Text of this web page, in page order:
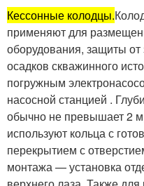
Кессонные колодцы.
применяют для
оборудования, защиты
осадков скважинного
погружным
насосной станцией .
обычно не превышает 2
используют кольца с
перекрытием с
монтажа — установка